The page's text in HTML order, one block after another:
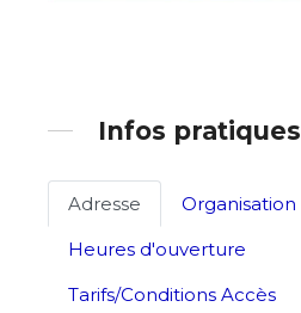
Prénom
Statut / Organisation
Infos pratiques
Adresse
Organisation
Heures d'ouverture
Tarifs/Conditions Accès